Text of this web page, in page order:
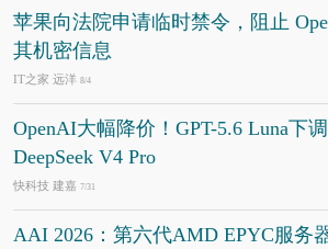
苹果向法院申请临时禁令，阻止
其机密信息
IT之家 远洋 8/4
OpenAI大幅降价！GPT-5.6 Luna下
DeepSeek V4 Pro
快科技 建嘉 7/31
AAI 2026：第六代AMD EPYC服务